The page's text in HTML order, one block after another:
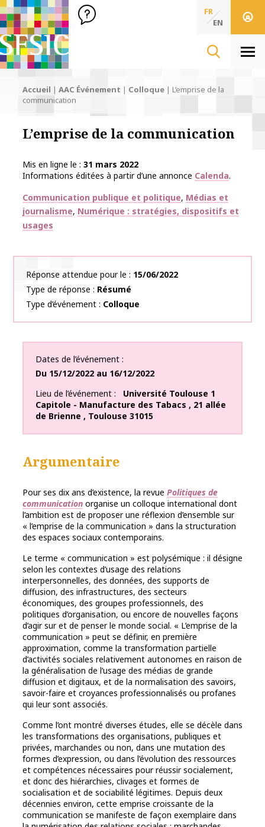
SFSIC Société Française des Sciences de l'Information & de
Société Française des Sciences
de l'Information
FR
EN
Accueil | AAC Événement | Colloque | L’emprise de la
communication
L’emprise de la communication
Mis en ligne le
31 mars 2022
Informations éditées à partir d’une annonce Calenda.
Thématiques
Communication publique et politique Médias et
journalisme Numérique : stratégies, dispositifs et
usages
Réponse attendue pour le
15/06/2022
Type de réponse
Résumé
Type d’événement
Colloque
Dates de l’événement
Du 15/12/2022 au 16/12/2022
Lieu de l’événement
Université Toulouse 1
Capitole - Manufacture des Tabacs , 21 allée
de Brienne , Toulouse 31015
Argumentaire
Pour ses dix ans d’existence, la revue Politiques de
communication organise un colloque international dont
l’ambition est de proposer une réflexion d’ensemble sur
« l’emprise de la communication » dans la structuration
des espaces sociaux contemporains.
Le terme « communication » est polysémique : il désigne
selon les contextes d’usage des relations
interpersonnelles, des données, des supports de
diffusion, des infrastructures, des secteurs
économiques, des groupes professionnels, des
politiques d’organisation, ou encore de nouvelles façons
d’agir sur et de penser le monde social. « L’emprise de la
communication » peut se définir, en première
approximation, comme la transformation partielle
d’activités sociales relativement autonomes en raison de
la généralisation de l’usage des médias de grande
diffusion et digitaux, et de la normalisation des savoirs,
savoir-faire et croyances professionnalisés ou profanes
qui leur sont associés.
Comme l’ont montré diverses études, elle se décèle dans
les transformations des organisations, publiques et
privées, marchandes ou non, dans une mutation des
formes d’expression, ou dans l’évolution des ressources
et compétences nécessaires pour réussir socialement,
et donc des hiérarchies, clivages et formes de
socialisation et de sociabilité légitimes. Depuis deux
décennies environ, cette emprise croissante de la
communication se manifeste de façon exemplaire dans